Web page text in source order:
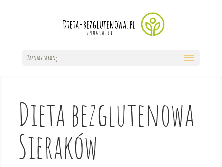
Zaznacz stronę
Dieta bezglutenowa
Sieraków